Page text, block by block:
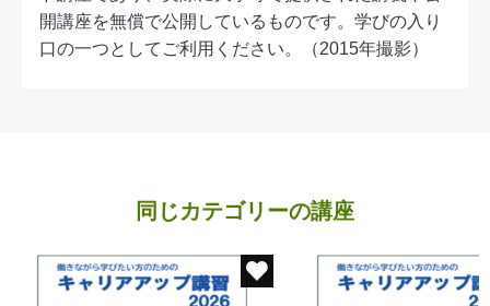
開講座を無償で公開しているものです。学びの入り
口の一つとしてご利用ください。（2015年撮影）
同じカテゴリーの講座